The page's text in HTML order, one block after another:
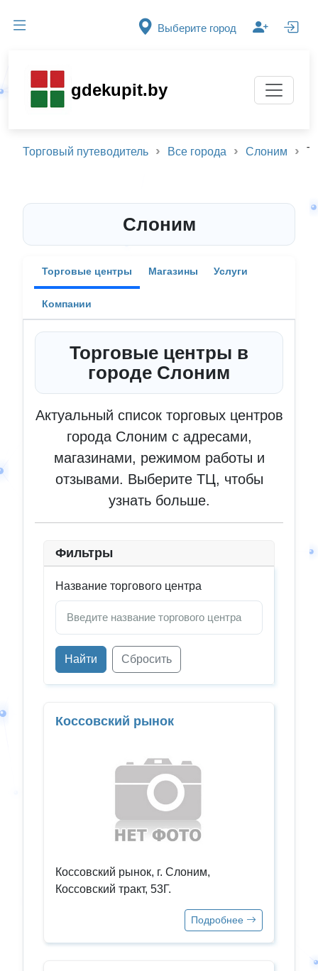
Выберите город
gdekupit.by
Торговый путеводитель Все города Слоним
Слоним
Торговые центры Магазины Услуги
Компании
Торговые центры в
городе Слоним
Актуальный список торговых центров
города Слоним с адресами,
магазинами, режимом работы и
отзывами. Выберите ТЦ, чтобы
узнать больше.
Фильтры
Название торгового центра
Найти Сбросить
Коссовский рынок
Коссовский рынок, г. Слоним,
Коссовский тракт, 53Г.
Подробнее